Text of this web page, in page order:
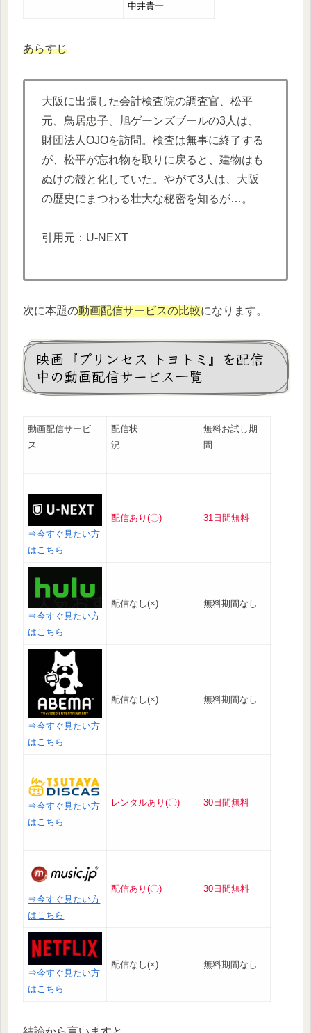
中井貴一
あらすじ
大阪に出張した会計検査院の調査官、松平
元、鳥居忠子、旭ゲーンズブールの3人は、
財団法人OJOを訪問。検査は無事に終了する
が、松平が忘れ物を取りに戻ると、建物はも
ぬけの殻と化していた。やがて3人は、大阪
の歴史にまつわる壮大な秘密を知るが…。
引用元：U-NEXT
次に本題の動画配信サービスの比較になります。
映画『プリンセス トヨトミ』を配信
中の動画配信サービス一覧
動画配信サービ
ス
配信状
況
無料お試し期
間
⇒今すぐ見たい方
はこちら
配信あり(〇) 31日間無料
⇒今すぐ見たい方
はこちら
配信なし(×) 無料期間なし
⇒今すぐ見たい方
はこちら
配信なし(×) 無料期間なし
⇒今すぐ見たい方
はこちら
レンタルあり(〇) 30日間無料
⇒今すぐ見たい方
はこちら
配信あり(〇) 30日間無料
⇒今すぐ見たい方
はこちら
配信なし(×) 無料期間なし